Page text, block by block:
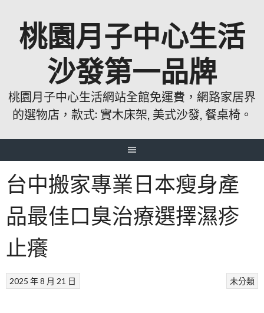
桃園月子中心生活
沙發第一品牌
桃園月子中心生活網站全館免運費，網路家居界
的選物店，款式: 實木床架, 美式沙發, 餐桌椅。
台中搬家專業日本瘦身產
品最佳口臭治療選擇濕疹
止癢
未分類
2025 年 8 月 21 日